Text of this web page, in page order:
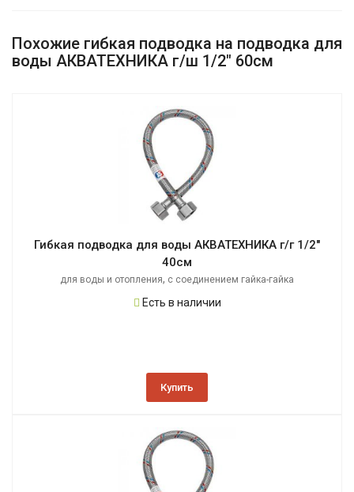
Похожие гибкая подводка на подводка для
воды АКВАТЕХНИКА г/ш 1/2" 60см
Гибкая подводка для воды АКВАТЕХНИКА г/г 1/2"
40см
для воды и отопления, с соединением гайка-гайка
Есть в наличии
Купить